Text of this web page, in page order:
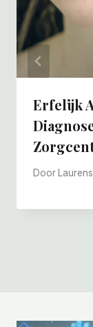
Erfelijk
Door Laurens